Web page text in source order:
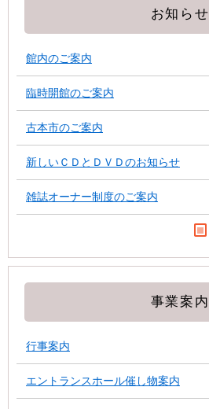
お知らせ
館内のご案内
臨時開館のご案内
古本市のご案内
新しいＣＤとＤＶＤのお知らせ
雑誌オーナー制度のご案内
事業案内
行事案内
エントランスホール催し物案内